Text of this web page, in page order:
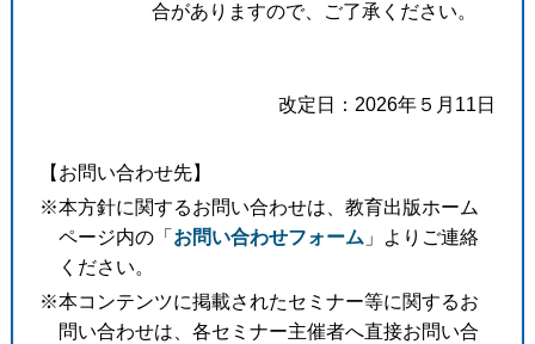
合がありますので、ご了承ください。
改定日：2026年５月11日
【お問い合わせ先】
※本方針に関するお問い合わせは、教育出版ホーム
ページ内の「 お問い合わせフォーム 」よりご連絡
ください。
※本コンテンツに掲載されたセミナー等に関するお
問い合わせは、各セミナー主催者へ直接お問い合